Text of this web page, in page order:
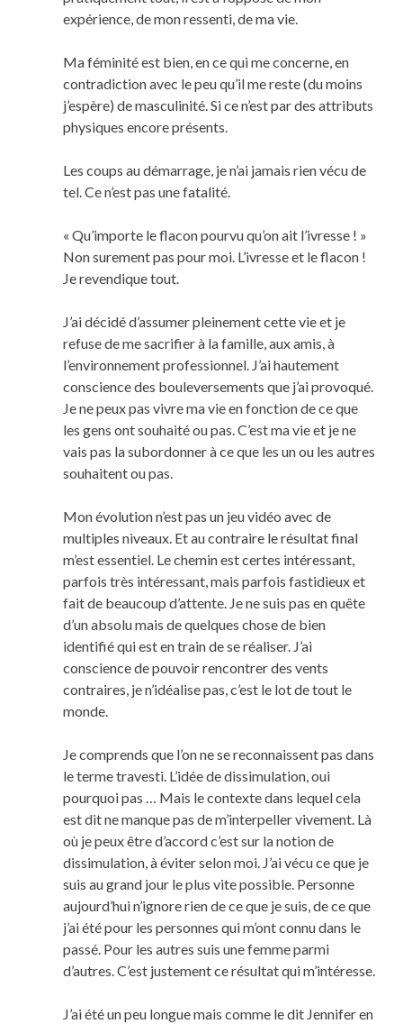
expérience, de mon ressenti, de ma vie.
Ma féminité est bien, en ce qui me concerne, en
contradiction avec le peu qu’il me reste (du moins
j’espère) de masculinité. Si ce n’est par des attributs
physiques encore présents.
Les coups au démarrage, je n’ai jamais rien vécu de
tel. Ce n’est pas une fatalité.
« Qu’importe le flacon pourvu qu’on ait l’ivresse ! »
Non surement pas pour moi. L’ivresse et le flacon !
Je revendique tout.
J’ai décidé d’assumer pleinement cette vie et je
refuse de me sacrifier à la famille, aux amis, à
l’environnement professionnel. J’ai hautement
conscience des bouleversements que j’ai provoqué.
Je ne peux pas vivre ma vie en fonction de ce que
les gens ont souhaité ou pas. C’est ma vie et je ne
vais pas la subordonner à ce que les un ou les autres
souhaitent ou pas.
Mon évolution n’est pas un jeu vidéo avec de
multiples niveaux. Et au contraire le résultat final
m’est essentiel. Le chemin est certes intéressant,
parfois très intéressant, mais parfois fastidieux et
fait de beaucoup d’attente. Je ne suis pas en quête
d’un absolu mais de quelques chose de bien
identifié qui est en train de se réaliser. J’ai
conscience de pouvoir rencontrer des vents
contraires, je n’idéalise pas, c’est le lot de tout le
monde.
Je comprends que l’on ne se reconnaissent pas dans
le terme travesti. L’idée de dissimulation, oui
pourquoi pas … Mais le contexte dans lequel cela
est dit ne manque pas de m’interpeller vivement. Là
où je peux être d’accord c’est sur la notion de
dissimulation, à éviter selon moi. J’ai vécu ce que je
suis au grand jour le plus vite possible. Personne
aujourd’hui n’ignore rien de ce que je suis, de ce que
j’ai été pour les personnes qui m’ont connu dans le
passé. Pour les autres suis une femme parmi
d’autres. C’est justement ce résultat qui m’intéresse.
J’ai été un peu longue mais comme le dit Jennifer en